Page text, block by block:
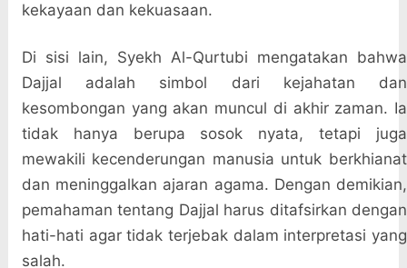
kekayaan dan kekuasaan.
Di sisi lain, Syekh Al-Qurtubi mengatakan bahwa
Dajjal adalah simbol dari kejahatan dan
kesombongan yang akan muncul di akhir zaman. Ia
tidak hanya berupa sosok nyata, tetapi juga
mewakili kecenderungan manusia untuk berkhianat
dan meninggalkan ajaran agama. Dengan demikian,
pemahaman tentang Dajjal harus ditafsirkan dengan
hati-hati agar tidak terjebak dalam interpretasi yang
salah.